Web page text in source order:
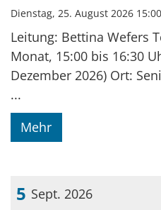
Dienstag, 25. August 2026
Leitung: Bettina Wefers
Monat, 15:00 bis 16:30
Dezember 2026) Ort:
...
Mehr
5 Sept. 2026